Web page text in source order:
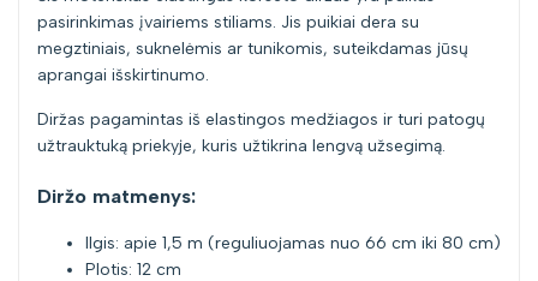
pasirinkimas įvairiems stiliams. Jis puikiai dera su
megztiniais, suknelėmis ar tunikomis, suteikdamas jūsų
aprangai išskirtinumo.
Diržas pagamintas iš elastingos medžiagos ir turi patogų
užtrauktuką priekyje, kuris užtikrina lengvą užsegimą.
Diržo matmenys:
Ilgis: apie 1,5 m (reguliuojamas nuo 66 cm iki 80 cm)
Plotis: 12 cm